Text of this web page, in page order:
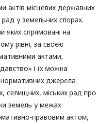
актів місцевих державних
рад у земельних спорах.
яких спрямовані на
рівні, за своєю
актами,
і їх можна
нормативних джерела
селищних, міських рад про
земель у межах
правовим актом,